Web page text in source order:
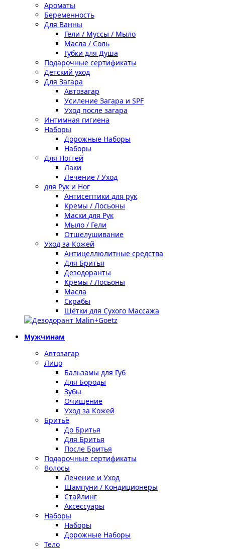
Ароматы
Беременность
Для Ванны
Гели / Муссы / Мыло
Масла / Соль
Губки для Душа
Подарочные сертификаты
Детский уход
Для Загара
Автозагар
Усиление Загара и SPF
Уход после загара
Интимная гигиена
Наборы
Дорожные Наборы
Наборы
Для Ногтей
Лаки
Лечение / Уход
для Рук и Ног
Антисептики для рук
Кремы / Лосьоны
Маски для Рук
Мыло / Гели
Отшелушивание
Уход за Кожей
Антицеллюлитные средства
Для Бритья
Дезодоранты
Кремы / Лосьоны
Масла
Скрабы
Щётки для Сухого Массажа
Мужчинам
Автозагар
Лицо
Бальзамы для Губ
Для Бороды
Зубы
Очищение
Уход за Кожей
Бритьё
До Бритья
Для Бритья
После Бритья
Подарочные сертификаты
Волосы
Лечение и Уход
Шампуни / Кондиционеры
Стайлинг
Аксессуары
Наборы
Наборы
Дорожные Наборы
Тело